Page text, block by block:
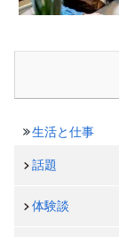
生活と仕事
話題
体験談